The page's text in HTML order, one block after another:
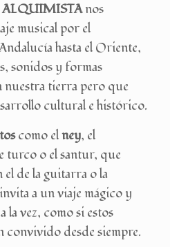
ALQUIMISTAnos
musical por el
hasta el Oriente,
sonidos y formas
nuestra tierra pero que
cultural e histórico.
como elney, el
turco o el santur, que
de la guitarra o la
a un viaje mágico y
vez, como si estos
desde siempre.